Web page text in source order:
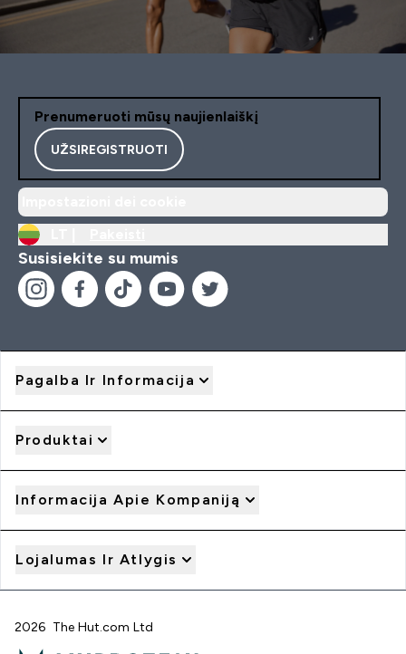
Prenumeruoti mūsų naujienlaiškį
UŽSIREGISTRUOTI
Susisiekite su mumis
Pagalba Ir Informacija
Produktai
Informacija Apie Kompaniją
Lojalumas Ir Atlygis
2026 The Hut.com Ltd